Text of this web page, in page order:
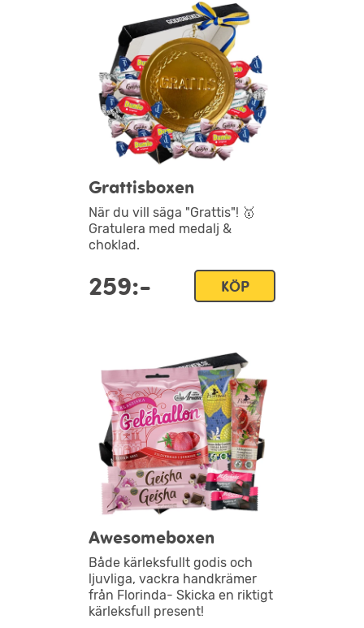
Grattisboxen
När du vill säga "Grattis"! 🥇
Gratulera med medalj &
choklad.
259:- KÖP
Awesomeboxen
Både kärleksfullt godis och
ljuvliga, vackra handkrämer
från Florinda- Skicka en riktigt
kärleksfull present!